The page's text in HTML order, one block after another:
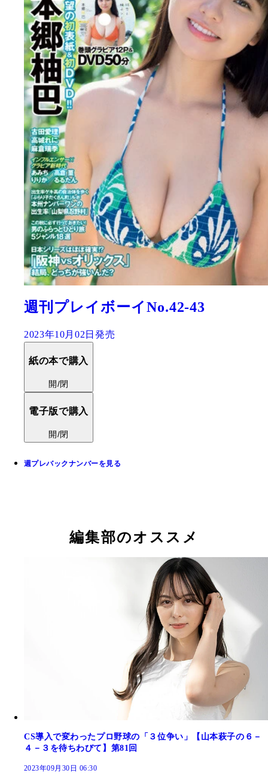
週刊プレイボーイNo.42-43
2023年10月02日発売
紙の本で購入
開/閉
電子版で購入
開/閉
週プレバックナンバーを見る
編集部のオススメ
CS導入で変わったプロ野球の「３位争い」【山本萩子の６－
４－３を待ちわびて】第81回
2023年09月30日 06:30